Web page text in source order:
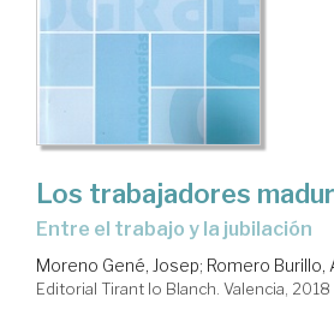
Los trabajadores
entre el trabajo y la jubilación
Moreno Gené, Josep; Romero Burillo,
Editorial Tirant lo Blanch. Valencia, 2018